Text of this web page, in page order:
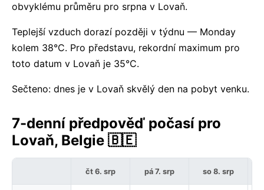
obvyklému průměru pro srpna v Lovaň.
Teplejší vzduch dorazí později v týdnu — Monday
kolem 38°C. Pro představu, rekordní maximum pro
toto datum v Lovaň je 35°C.
Sečteno: dnes je v Lovaň skvělý den na pobyt venku.
7-denní předpověď počasí pro
Lovaň, Belgie 🇧🇪
čt 6. srp pá 7. srp so 8. srp